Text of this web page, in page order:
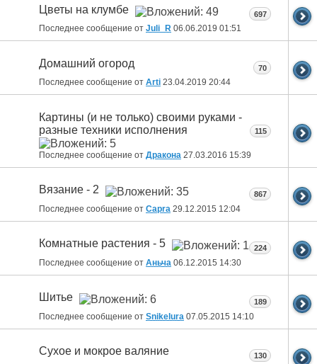
Цветы на клумбе
Последнее сообщение от Juli_R 06.06.2019 01:51
697
Домашний огород
Последнее сообщение от Arti 23.04.2019 20:44
70
Картины (и не только) своими руками -
разные техники исполнения
Последнее сообщение от Дракона 27.03.2016 15:39
115
Вязание - 2
Последнее сообщение от Capra 29.12.2015 12:04
867
Комнатные растения - 5
Последнее сообщение от Аньча 06.12.2015 14:30
224
Шитье
Последнее сообщение от Snikelura 07.05.2015 14:10
189
Сухое и мокрое валяние 130